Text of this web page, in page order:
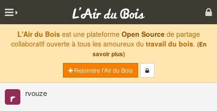
L'Air du Boisest une plateforme Open Sourcede partage
collaboratif ouverte à tous les amoureux du travail du bois. (En
savoir plus)
Rejoindre l'Air du Bois
rvouze